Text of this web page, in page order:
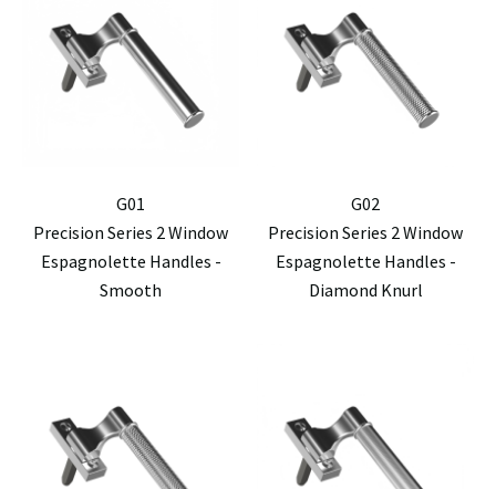
G01
Precision Series 2 Window
Espagnolette Handles -
Smooth
G02
Precision Series 2 Window
Espagnolette Handles -
Diamond Knurl